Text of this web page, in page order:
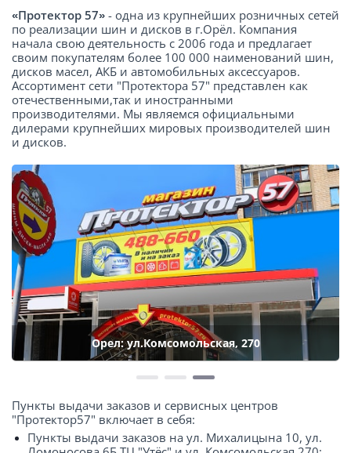
Орел: ул.Комсомольская, 270
«Протектор 57» - одна из крупнейших розничных сетей
по реализации шин и дисков в г.Орёл. Компания
начала свою деятельность с 2006 года и предлагает
своим покупателям более 100 000 наименований шин,
дисков масел, АКБ и автомобильных аксессуаров.
Ассортимент сети "Протектора 57" представлен как
отечественными,так и иностранными
производителями. Мы являемся официальными
дилерами крупнейших мировых производителей шин
и дисков.
Пункты выдачи заказов и сервисных центров
"Протектор57" включает в себя:
Пункты выдачи заказов на ул. Михалицына 10, ул.